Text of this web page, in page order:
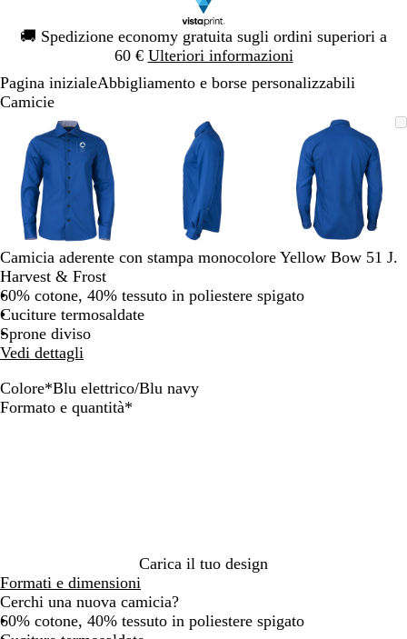
🚚 Spedizione economy gratuita sugli ordini superiori a
60 € Ulteriori informazioni
Diapositiva
1
Pagina inizialeAbbigliamento e borse personalizzabili
Camicie
L’immagine
può
essere
ingrandita
Ingrandito
a
minimo
Clicca
per
allargare
Usa
i
comandi
+
e
+
per
ingrandire
o
ridurre
e
le
frecce
spostarti
L’immagine
può
essere
ingrandita
Ingrandito
a
minimo
Clicca
per
allargare
Usa
i
comandi
e
+
per
ingrandire
ridurre
può
essere
ingrandita
Ingrandito
minimo
Clicca
per
allargare
Usa
comandi
per
ingrandire
Diapositiva
Camicia aderente con stampa monocolore Yellow Bow 51 J.
Harvest & Frost
60% cotone, 40% tessuto in poliestere spigato
Cuciture termosaldate
Sprone diviso
Vedi dettagli
Colore*Blu elettrico/Blu navy
N
A
e
l
o
/
B
i
c
o
/
B
z
u
r
r
G
r
o
Formato e quantità*
Carica il tuo design
Formati e dimensioni
Cerchi una nuova camicia?
60% cotone, 40% tessuto in poliestere spigato